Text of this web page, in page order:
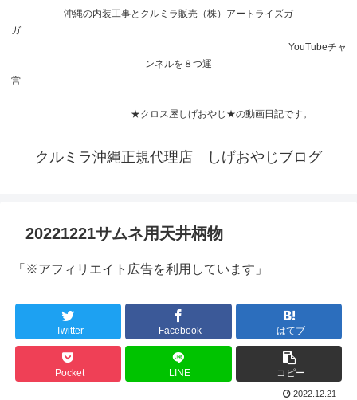
沖縄の内装工事とクルミラ販売（株）アートライズガ
ガ
YouTubeチャ
ンネルを８つ運
営
★クロス屋しげおやじ★の動画日記です。
クルミラ沖縄正規代理店 しげおやじブログ
20221221サムネ用天井柄物
「※アフィリエイト広告を利用しています」
Twitter Facebook はてブ
Pocket LINE コピー
2022.12.21